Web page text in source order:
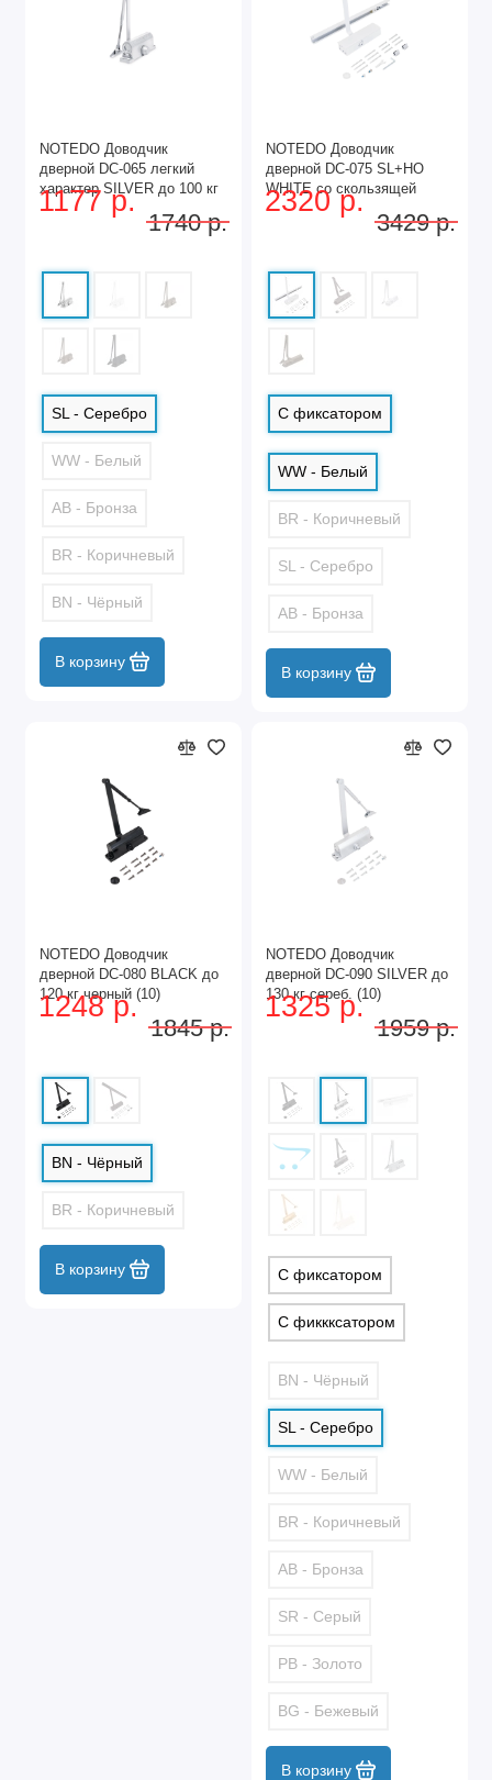
NOTEDO Доводчик
дверной DC-065 легкий
характер SILVER до 100 кг
сереб. (10)
1177 р.
1740 р.
SL - Серебро
WW - Белый
AB - Бронза
BR - Коричневый
BN - Чёрный
В корзину
NOTEDO Доводчик
дверной DC-075 SL+HO
WHITE со скользящей
тягой, с фикс. до 60 кг (10)
2320 р.
3429 р.
С фиксатором
WW - Белый
BR - Коричневый
SL - Серебро
AB - Бронза
В корзину
NOTEDO Доводчик
дверной DC-080 BLACK до
120 кг черный (10)
1248 р.
1845 р.
BN - Чёрный
BR - Коричневый
В корзину
NOTEDO Доводчик
дверной DC-090 SILVER до
130 кг сереб. (10)
1325 р.
1959 р.
С фиксатором
С фиккксатором
BN - Чёрный
SL - Серебро
WW - Белый
BR - Коричневый
AB - Бронза
SR - Серый
PB - Золото
BG - Бежевый
В корзину